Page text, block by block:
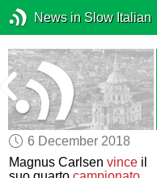
News in Slow Italian
6 December 2018
Magnus Carlsenvince il